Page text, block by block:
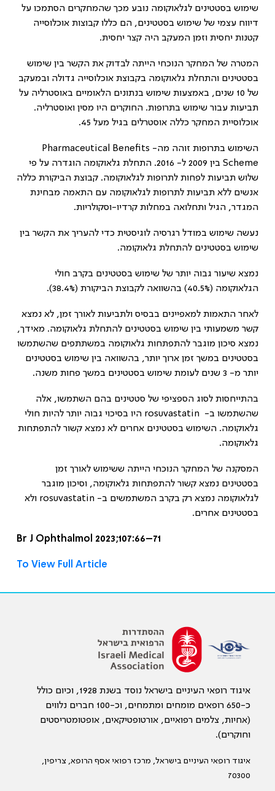
שימוש בסטטינים לגלאוקומה נובע מכך שהמחקרים הסתמכו על
דיווח עצמי של שימוש בסטטינים, הם כללו קבוצות אוכלוסייה
קטנות יחסית וזמן המעקב היה קצר יחסית.
המטרה של המחקר הנוכחי הייתה לבדוק את הקשר בין שימוש
בסטטינים והתחלת גלאוקומה בקבוצת אוכלוסייה גדולה ובמעקב
של 10 שנים, באמצעות שימוש בנתונים הלאומיים באוסטרליה על
תביעות עבור שימוש בתרופות. החוקרים היו מסין ואוסטרליה.
אוכלוסיית המחקר כללה אוסטרלים בגיל מעל 45.
השימוש בתרופות זוהה מה- Pharmaceutical Benefits
Scheme
בין 2009 ל- 2016. התחלת גלאוקומה הוגדרה על פי
שלוש תביעות לפחות לתרופות לגלאוקומה. קבוצת הביקורת כללה
אנשים ללא תביעות לתרופות לגלאוקומה עם התאמה מבחינת
המגדר, הגיל ותחלואה במחלות קרדיו-וסקולריות.
נעשה שימוש במודל רגרסיה לוגיסטית כדי להעריך את הקשר בין
שימוש בסטטינים להתחלת גלאוקומה.
נמצא שיעור גבוה יותר של שימוש בסטטינים בקרב חולי
הגלאוקומה (40.5%) בהשוואה לקבוצת הביקורת (38.4%).
לאחר התאמות למאפיינים בבסיס ולתביעות לאורך זמן, לא נמצא
קשר משמעותי בין שימוש בסטטינים להתחלת גלאוקומה. מאידך,
נמצא סיכון מוגבר להתפתחות גלאוקומה במשתתפים שהשתמשו
בסטטינים במשך זמן ארוך יותר, בהשוואה בין שימוש בסטטינים
יותר מ- 3 שנים לעומת שימוש בסטטינים במשך פחות משנה.
בהתייחסות לסוג הספציפי של סטטינים בהם השתמשו, אלה
שהשתמשו ב- rosuvastatin היו בסיכוי גבוה יותר להיות חולי
גלאוקומה. השימוש בסטטינים אחרים לא נמצא קשור להתפתחות
גלאוקומה.
המסקנה של המחקר הנוכחי הייתה ששימוש לאורך זמן
בסטטינים נמצא קשור להתפתחות גלאוקומה, וסיכון מוגבר
לגלאוקומה נמצא רק בקרב המשתמשים ב- rosuvastatin ולא
בסטטינים אחרים.
Br J Ophthalmol 2023;107:66–71
To View Full Article
איגוד רופאי העיניים בישראל נוסד בשנת 1928, וכיום כולל
כ-650 רופאים מומחים ומתמחים, וכ-100 חברים נלווים
(אחיות, צלמים רפואיים, אורטופטיקאים, אופטומטריסטים
וחוקרים).
איגוד רופאי העיניים בישראל, מרכז רפואי אסף הרופא, צריפין,
70300